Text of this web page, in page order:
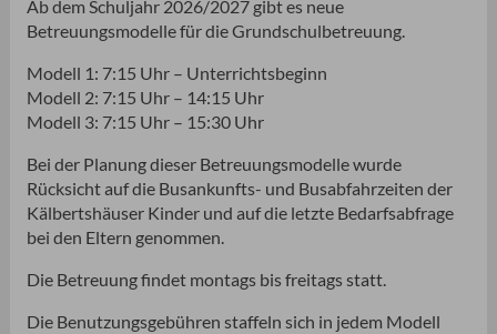
Ab dem Schuljahr 2026/2027 gibt es neue
Betreuungsmodelle für die Grundschulbetreuung.
Modell 1: 7:15 Uhr – Unterrichtsbeginn
Modell 2: 7:15 Uhr – 14:15 Uhr
Modell 3: 7:15 Uhr – 15:30 Uhr
Bei der Planung dieser Betreuungsmodelle wurde
Rücksicht auf die Busankunfts- und Busabfahrzeiten der
Kälbertshäuser Kinder und auf die letzte Bedarfsabfrage
bei den Eltern genommen.
Die Betreuung findet montags bis freitags statt.
Die Benutzungsgebühren staffeln sich in jedem Modell